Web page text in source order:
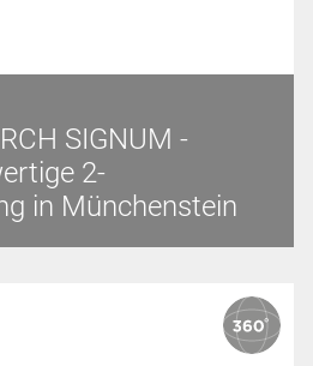
SIGNUM -
2-
in Münchenstein